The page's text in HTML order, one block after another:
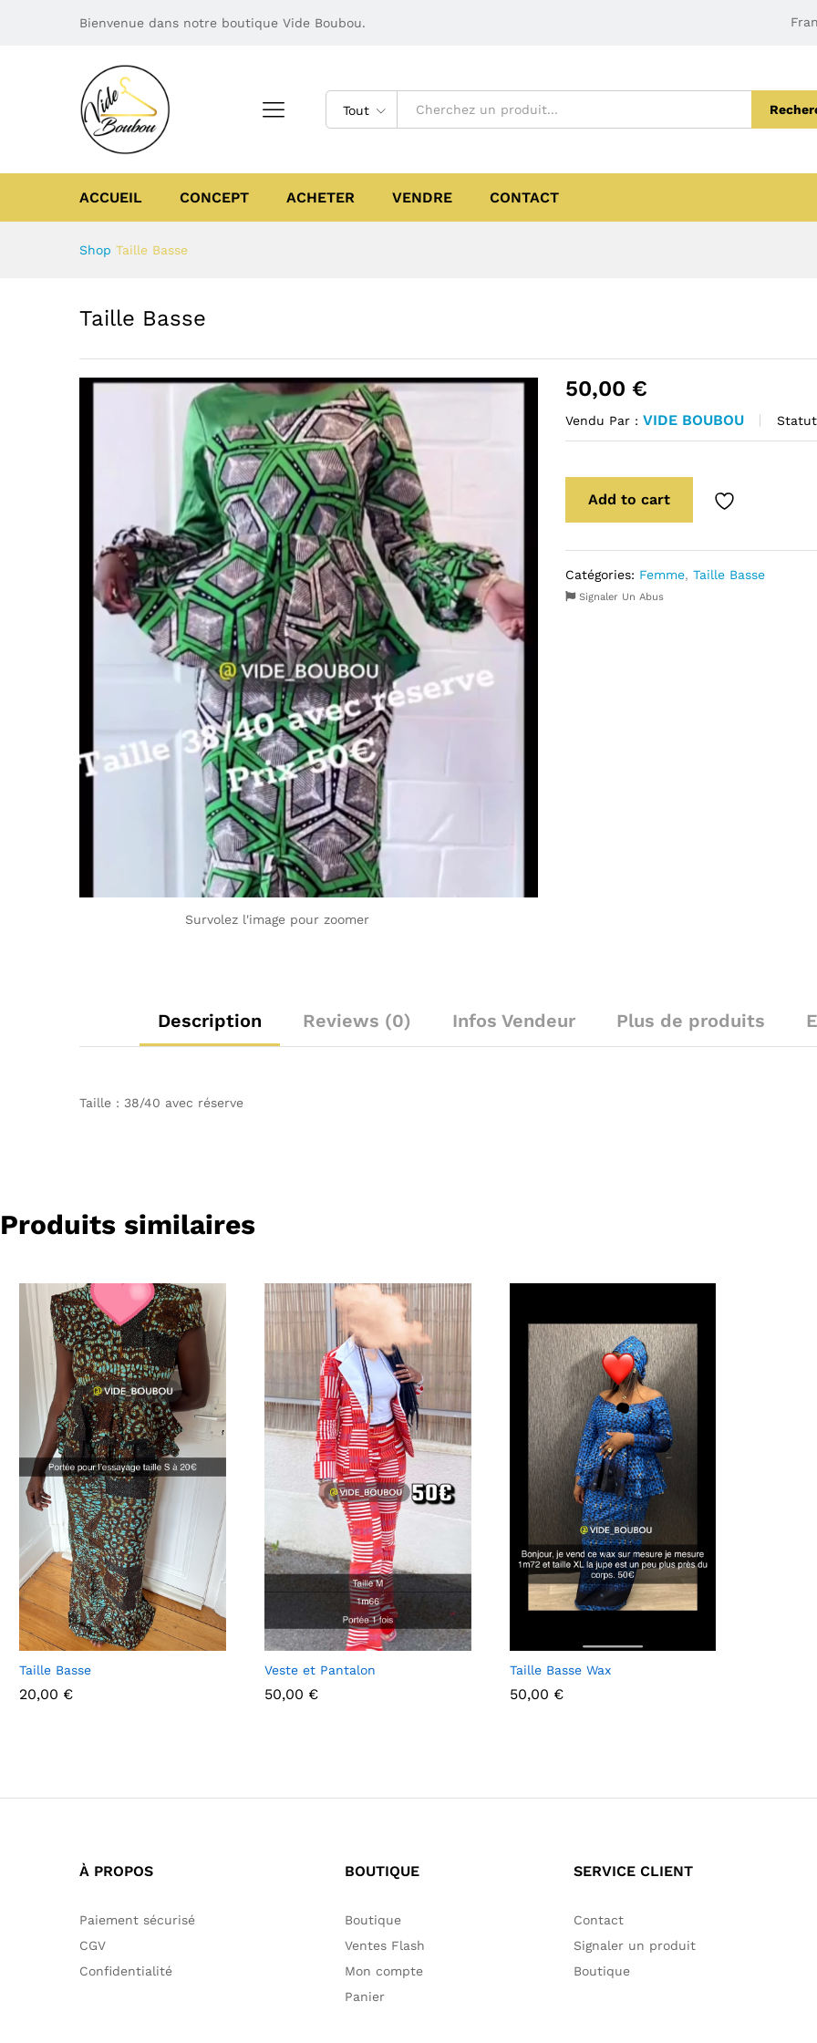
Bienvenue dans notre boutique Vide Boubou.
Tout
ACCUEIL CONCEPT ACHETER VENDRE CONTACT
Shop Taille Basse
Taille Basse
Survolez l'image pour zoomer
50,00 €
Vendu Par :VIDE BOUBOU
Add to cart
Catégories: Femme,Taille Basse
Signaler Un Abus
Description Reviews (0) Infos Vendeur Plus de produits
Taille : 38/40 avec réserve
Produits similaires
Taille Basse
20,00 €
Veste et Pantalon
50,00 €
Taille Basse Wax
50,00 €
À PROPOS
Paiement sécurisé
CGV
Confidentialité
BOUTIQUE
Boutique
Ventes Flash
Mon compte
Panier
SERVICE CLIENT
Contact
Signaler un produit
Boutique